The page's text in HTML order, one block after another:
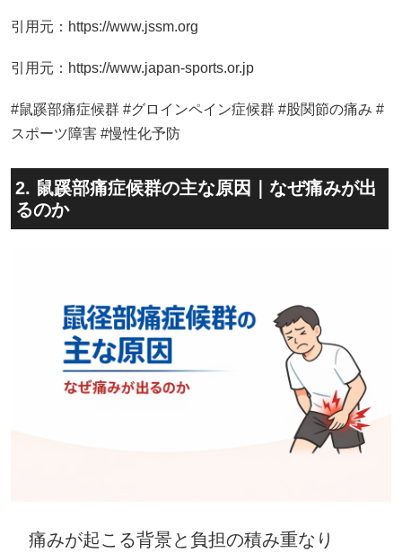
引用元：https://www.jssm.org
引用元：https://www.japan-sports.or.jp
#鼠蹊部痛症候群 #グロインペイン症候群 #股関節の痛み #
スポーツ障害 #慢性化予防
2. 鼠蹊部痛症候群の主な原因｜なぜ痛みが出
るのか
痛みが起こる背景と負担の積み重なり